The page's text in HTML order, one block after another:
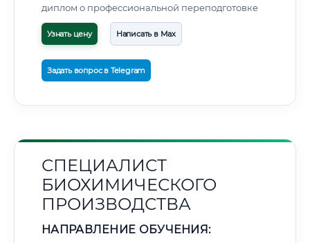
диплом о профессиональной переподготовке
Узнать цену Написать в Max
Задать вопрос в Telegram
СПЕЦИАЛИСТ
БИОХИМИЧЕСКОГО
ПРОИЗВОДСТВА
НАПРАВЛЕНИЕ ОБУЧЕНИЯ: